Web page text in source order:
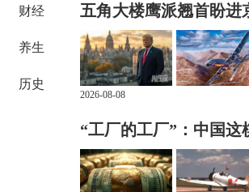
财经
养生
历史
五角大楼鹰派翘首盼进
2026-08-08
“工厂的工厂”：中国